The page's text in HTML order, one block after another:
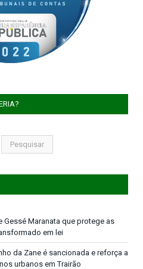
Maranata que protege as
em lei
da Zane é sancionada e reforça a
urbanos em Trairão